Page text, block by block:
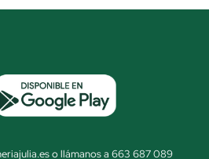
o llámanos a 663 687 089